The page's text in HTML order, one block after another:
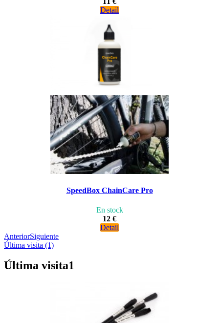
Detail
SpeedBox ChainCare Pro
En stock
12 €
Detail
AnteriorSiguiente
Última visita (1)
Última visita1